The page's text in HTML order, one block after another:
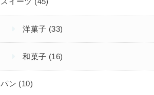
洋菓子 (33)
和菓子 (16)
パン (10)